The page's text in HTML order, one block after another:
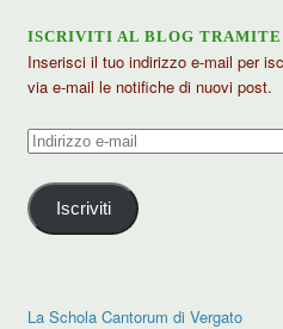
ISCRIVITI AL BLOG
Inserisci il tuo indirizzo e-mail per
via e-mail le notifiche di nuovi post.
Indirizzo
mail
Iscriviti
La Schola Cantorum di Vergato